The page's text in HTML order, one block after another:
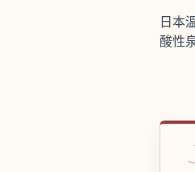
日本
酸性